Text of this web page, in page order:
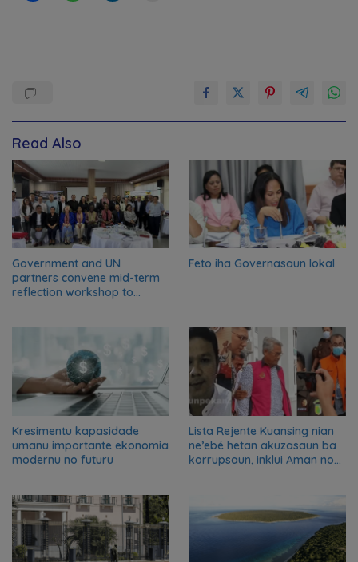
Read Also
Government and UN
partners convene mid-term
reflection workshop to
Feto iha Governasaun lokal
Kresimentu kapasidade
umanu importante ekonomia
modernu no futuru
Lista Rejente Kuansing nian
ne’ebé hetan akuzasaun ba
korrupsaun, inklui Aman no